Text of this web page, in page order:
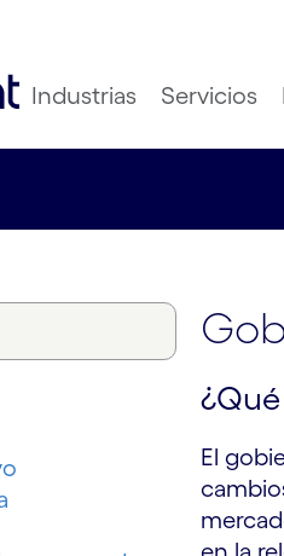
Industrias Servicios
El